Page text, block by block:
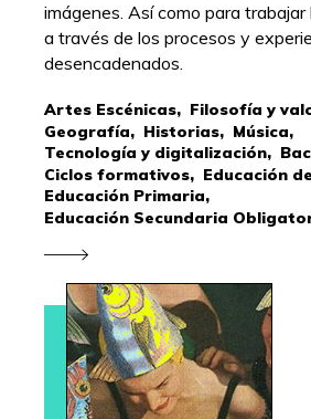
imágenes. Así como para trabajar
a través de los procesos y
desencadenados.
Artes Escénicas, Filosofía y
Geografía, Historias, Música,
Tecnología y digitalización,
Ciclos formativos, Educación
Educación Primaria,
Educación Secundaria